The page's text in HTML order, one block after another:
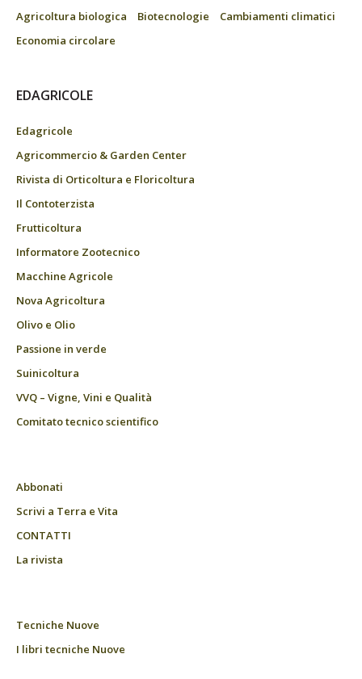
Agricoltura biologica
Biotecnologie
Cambiamenti climatici
Economia circolare
EDAGRICOLE
Edagricole
Agricommercio & Garden Center
Rivista di Orticoltura e Floricoltura
Il Contoterzista
Frutticoltura
Informatore Zootecnico
Macchine Agricole
Nova Agricoltura
Olivo e Olio
Passione in verde
Suinicoltura
VVQ – Vigne, Vini e Qualità
Comitato tecnico scientifico
Abbonati
Scrivi a Terra e Vita
CONTATTI
La rivista
Tecniche Nuove
I libri tecniche Nuove